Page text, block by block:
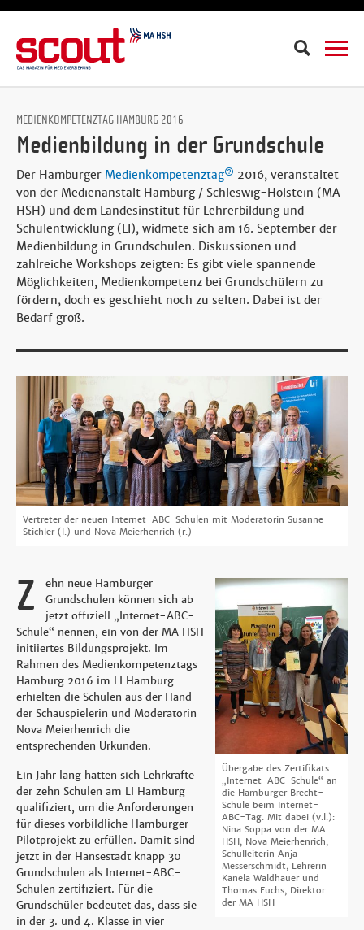
Suche
MEDIENKOMPETENZTAG HAMBURG 2016
Medienbildung in der Grundschule
Der Hamburger Medienkompetenztag
2016, veranstaltet
von der Medienanstalt Hamburg / Schleswig-Holstein (MA
HSH) und dem Landesinstitut für Lehrerbildung und
Schulentwicklung (LI), widmete sich am 16. September der
Medienbildung in Grundschulen. Diskussionen und
zahlreiche Workshops zeigten: Es gibt viele spannende
Möglichkeiten, Medienkompetenz bei Grundschülern zu
fördern, doch es geschieht noch zu selten. Dabei ist der
Bedarf groß.
Vertreter der neuen Internet-ABC-Schulen mit Moderatorin Susanne
Stichler (l.) und Nova Meierhenrich (r.)
Übergabe des Zertifikats
„Internet-ABC-Schule“ an
die Hamburger Brecht-
Schule beim Internet-
ABC-Tag. Mit dabei (v. l. ):
Nina Soppa von der MA
HSH, Nova Meierhenrich,
Schulleiterin Anja
Messerschmidt, Lehrerin
Kanela Waldhauer und
Thomas Fuchs, Direktor
der MA HSH
Z
ehn neue Hamburger
Grundschulen können sich ab
jetzt offiziell „Internet-ABC-
Schule“ nennen, ein von der MA HSH
initiiertes Bildungsprojekt. Im
Rahmen des Medienkompetenztags
Hamburg 2016 im LI Hamburg
erhielten die Schulen aus der Hand
der Schauspielerin und Moderatorin
Nova Meierhenrich die
entsprechenden Urkunden.
Ein Jahr lang hatten sich Lehrkräfte
der zehn Schulen am LI Hamburg
qualifiziert, um die Anforderungen
für dieses vorbildliche Hamburger
Pilotprojekt zu erfüllen. Damit sind
jetzt in der Hansestadt knapp 30
Grundschulen als Internet-ABC-
Schulen zertifiziert. Für die
Grundschüler bedeutet das, dass sie
in der 3. und 4. Klasse in vier